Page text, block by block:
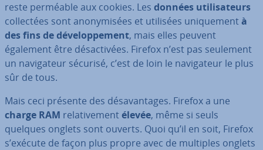
reste perméable aux cookies. Les données uti­li­sa­teurs
col­lec­tées sont ano­ny­mi­sées et utilisées uni­que­mentà
des fins de dé­ve­lop­pe­ment, mais elles peuvent
également être dé­sac­ti­vées. Firefox n’est pas seulement
un na­vi­ga­teur sécurisé, c’est de loin le na­vi­ga­teur le plus
sûr de tous.
Mais ceci présente des dé­sa­van­tages. Firefox a une
charge RAM re­la­ti­ve­mentélevée, même si seuls
quelques onglets sont ouverts. Quoi qu’il en soit, Firefox
s’exécute de façon plus propre avec de multiples onglets